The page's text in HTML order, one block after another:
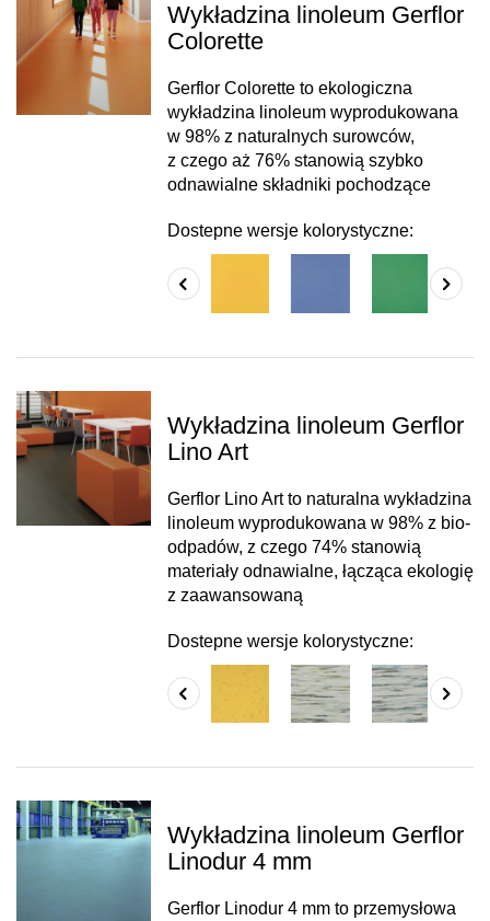
Wykładzina linoleum Gerflor
Colorette
Gerflor Colorette to ekologiczna
wykładzina linoleum wyprodukowana
w 98% z naturalnych surowców,
z czego aż 76% stanowią szybko
odnawialne składniki pochodzące
Dostepne wersje kolorystyczne:
Wykładzina linoleum Gerflor
Lino Art
Gerflor Lino Art to naturalna wykładzina
linoleum wyprodukowana w 98% z bio-
odpadów, z czego 74% stanowią
materiały odnawialne, łącząca ekologię
z zaawansowaną
Dostepne wersje kolorystyczne:
Wykładzina linoleum Gerflor
Linodur 4 mm
Gerflor Linodur 4 mm to przemysłowa